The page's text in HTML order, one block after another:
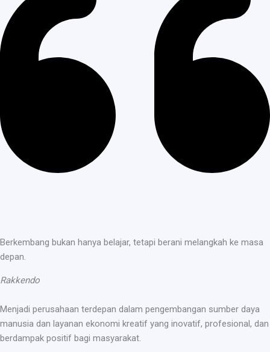
Berkembang bukan hanya belajar, tetapi berani melangkah ke masa
depan.
Rakkendo
Menjadi perusahaan terdepan dalam pengembangan sumber daya
manusia dan layanan ekonomi kreatif yang inovatif, profesional, dan
berdampak positif bagi masyarakat.